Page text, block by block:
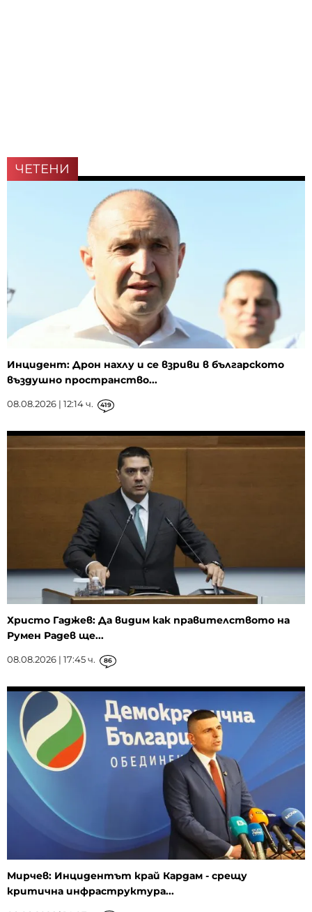
ЧЕТЕНИ
Инцидент: Дрон нахлу и се взриви в българското
въздушно пространство...
08.08.2026 | 12:14 ч. 419
Христо Гаджев: Да видим как правителството на
Румен Радев ще...
08.08.2026 | 17:45 ч. 86
Мирчев: Инцидентът край Кардам - срещу
критична инфраструктура...